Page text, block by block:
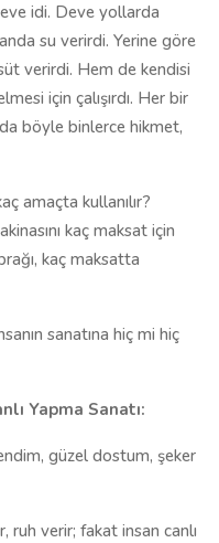
idi. Deve yollarda
su verirdi. Yerine göre
verirdi. Hem de kendisi
için çalışırdı. Her bir
böyle binlerce hikmet,
amaçta kullanılır?
kaç maksat için
kaç maksatta
sanatına hiç mi hiç
Yapma Sanatı:
güzel dostum, şeker
ruh verir; fakat insan canlı